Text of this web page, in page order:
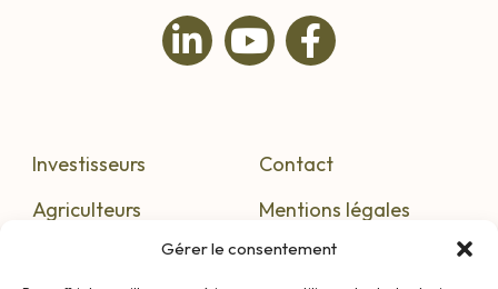
Gérer le consentement
Investisseurs
Agriculteurs
Contact
Mentions légales
Confidentialité